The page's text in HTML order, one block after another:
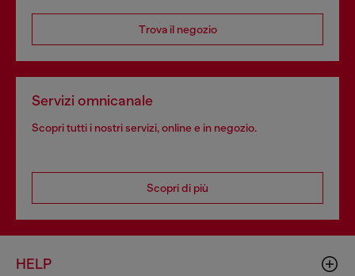
Trova il negozio
Servizi omnicanale
Scopri tutti i nostri servizi, online e in negozio.
Scopri di più
HELP